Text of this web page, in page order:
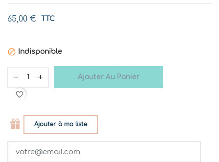
65,00 € TTC
 Indisponible
Ajouter Au Panier
favorite_border
Ajouter à ma liste